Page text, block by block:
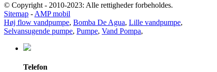
© Copyright - 2010-2023: Alle rettigheder forbeholdes.
Sitemap - AMP mobil
Høj flow vandpumpe, Bomba De Agua, Lille vandpumpe,
Selvansugende pumpe, Pumpe, Vand Pompa,
Telefon